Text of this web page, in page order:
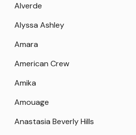
Alverde
Alyssa Ashley
Amara
American Crew
Amika
Amouage
Anastasia Beverly Hills